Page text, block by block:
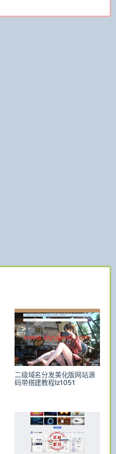
二级域名分发美化版网站源
码带搭建教程lz1051